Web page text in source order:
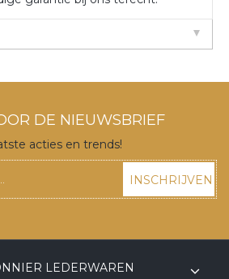
DE NIEUWSBRIEF
acties en trends!
INSCHRIJVEN
LEDERWAREN